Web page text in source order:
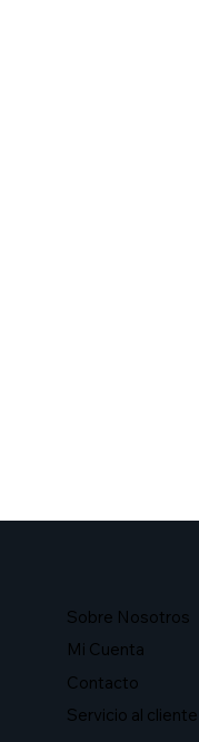
Sobre Nosotros​
Mi Cuenta
Contacto
Servicio al cliente